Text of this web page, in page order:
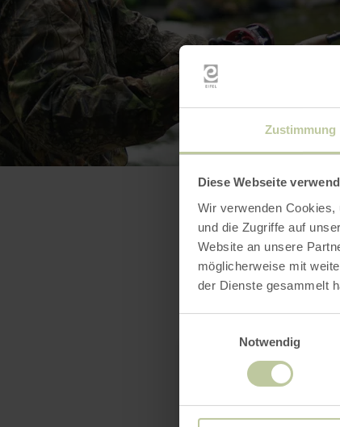
Zustimmung
Diese Webseite
Wir verwenden
und die Zugriffe auf
Website an unsere
möglicherweise mit
der Dienste gesammelt
Notwendig